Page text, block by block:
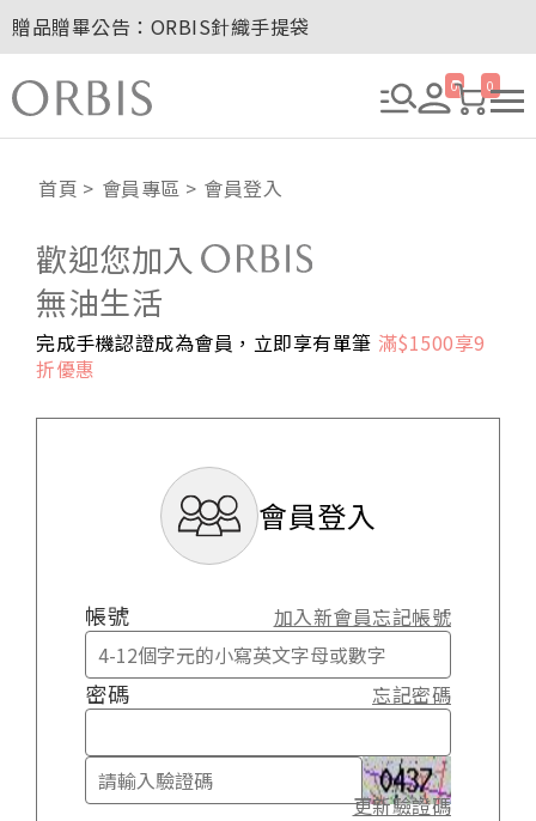
贈品贈畢公告：ORBIS針織手提袋
玉山卡友獨享優惠！2026年刷卡滿額送百元購物金！
2027年清新會員募集開跑！
8/1~8/8．紅利點數8倍送！
贈品贈畢公告：ORBIS大理石紋午茶杯
0 0
首頁 會員專區 會員登入
歡迎您加入
無油生活
完成手機認證成為會員，立即享有單筆 滿$1500享9
折優惠
會員登入
帳號 加入新會員忘記帳號
密碼 忘記密碼
更新驗證碼